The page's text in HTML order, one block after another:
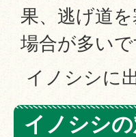
果、逃げ道
場合が多いで
イノシシに
イノシシ